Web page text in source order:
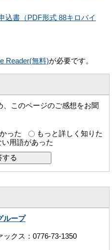
込書（PDF形式 88キロバイ
Reader(無料)が必要です。
このページのご感想をお聞
った
もっと詳しく知りた
用語があった
ループ
クス：0776-73-1350